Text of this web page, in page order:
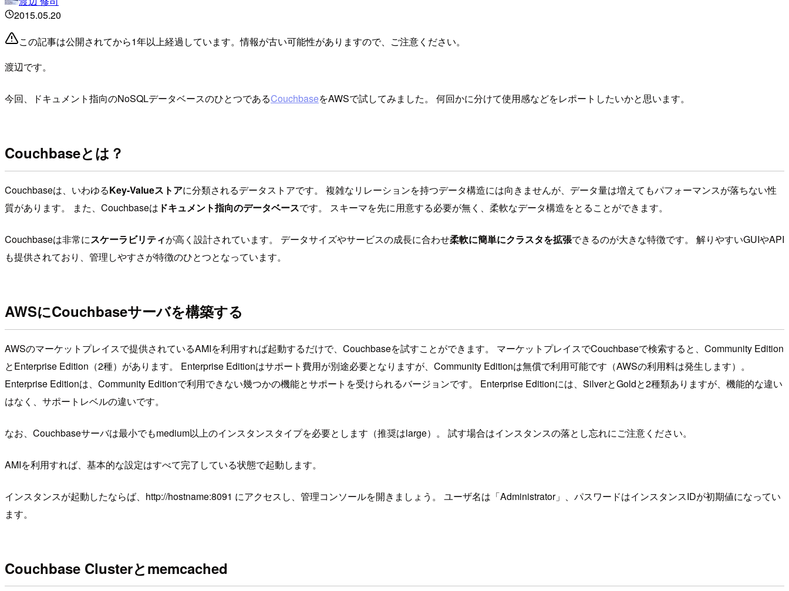
2015.05.20
この記事は公開されてから1年以上経過しています。情報が古い可能性がありますので、ご注意ください。
渡辺です。
今回、ドキュメント指向のNoSQLデータベースのひとつであるCouchbaseをAWSで試してみました。 何回かに分けて使用感などをレポートしたいかと思います。
Couchbaseとは？
Couchbaseは、いわゆるKey-Valueストアに分類されるデータストアです。 複雑なリレーションを持つデータ構造には向きませんが、データ量は増えてもパフォーマンスが落ちない性
質があります。 また、Couchbaseは ドキュメント指向のデータベースです。 スキーマを先に用意する必要が無く、柔軟なデータ構造をとることができます。
Couchbaseは非常にスケーラビリティが高く設計されています。 データサイズやサービスの成長に合わせ柔軟に簡単にクラスタを拡張できるのが大きな特徴です。 解りやすいGUIやAPI
も提供されており、管理しやすさが特徴のひとつとなっています。
AWSにCouchbaseサーバを構築する
AWSのマーケットプレイスで提供されているAMIを利用すれば起動するだけで、Couchbaseを試すことができます。 マーケットプレイスでCouchbaseで検索すると、Community Edition
とEnterprise Edition（2種）があります。 Enterprise Editionはサポート費用が別途必要となりますが、Community Editionは無償で利用可能です（AWSの利用料は発生します）。
Enterprise Editionは、Community Editionで利用できない幾つかの機能とサポートを受けられるバージョンです。 Enterprise Editionには、SilverとGoldと2種類ありますが、機能的な違い
はなく、サポートレベルの違いです。
なお、Couchbaseサーバは最小でもmedium以上のインスタンスタイプを必要とします（推奨はlarge）。 試す場合はインスタンスの落とし忘れにご注意ください。
AMIを利用すれば、基本的な設定はすべて完了している状態で起動します。
インスタンスが起動したならば、http://hostname:8091 にアクセスし、管理コンソールを開きましょう。 ユーザ名は「Administrator」、パスワードはインスタンスIDが初期値になってい
ます。
Couchbase Clusterとmemcached